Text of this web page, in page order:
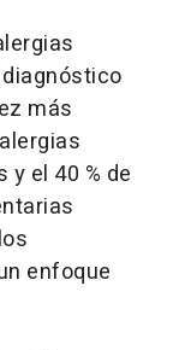
más
el 40 % de
enfoque